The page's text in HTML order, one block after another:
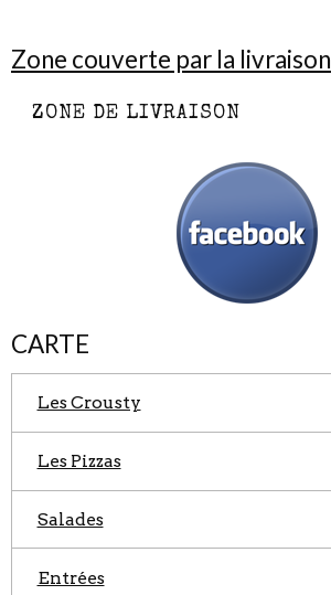
Zone couverte par la livraison
ZONE DE LIVRAISON
CARTE
Les Crousty
Les Pizzas
Salades
Entrées